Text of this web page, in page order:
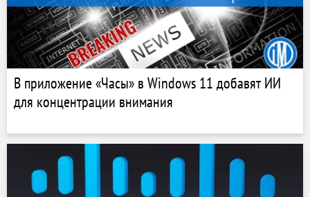
В приложение «Часы» в Windows 11 добавят ИИ
для концентрации внимания